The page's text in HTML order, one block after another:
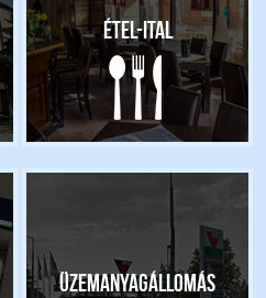
Étel-ital
Üzemanyagállomás